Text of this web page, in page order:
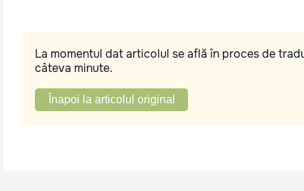
La momentul dat articolul se află în proces de
câteva minute.
Înapoi la articolul original